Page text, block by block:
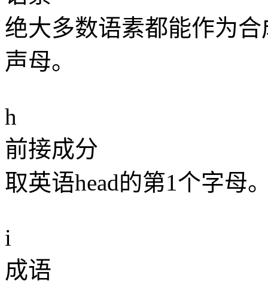
绝大多数语素都能作为合
声母。
h
前接成分
取英语head的第1个字母
i
成语